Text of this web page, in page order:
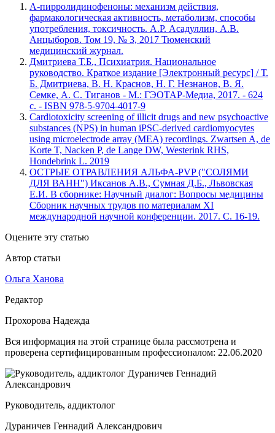
А-пирролидинофеноны: механизм действия,
фармакологическая активность, метаболизм, способы
употребления, токсичность. А.Р. Асадуллин, А.В.
Анцыборов. Том 19, № 3, 2017 Тюменский
медицинский журнал.
Дмитриева Т.Б., Психиатрия. Национальное
руководство. Краткое издание [Электронный ресурс] / Т.
Б. Дмитриева, В. Н. Краснов, Н. Г. Незнанов, В. Я.
Семке, А. С. Тиганов - М.: ГЭОТАР-Медиа, 2017. - 624
с. - ISBN 978-5-9704-4017-9
Cardiotoxicity screening of illicit drugs and new psychoactive
substances (NPS) in human iPSC-derived cardiomyocytes
using microelectrode array (MEA) recordings. Zwartsen A, de
Korte T, Nacken P, de Lange DW, Westerink RHS,
Hondebrink L. 2019
ОСТРЫЕ ОТРАВЛЕНИЯ АЛЬФА-PVP ("СОЛЯМИ
ДЛЯ ВАНН") Иксанов А.В., Сумная Д.Б., Львовская
Е.И. В сборнике: Научный диалог: Вопросы медицины
Сборник научных трудов по материалам XI
международной научной конференции. 2017. С. 16-19.
Оцените эту статью
Автор статьи
Ольга Ханова
Редактор
Прохорова Надежда
Вся информация на этой странице была рассмотрена и
проверена сертифицированным профессионалом: 22.06.2020
Руководитель, аддиктолог
Дураничев Геннадий Александрович